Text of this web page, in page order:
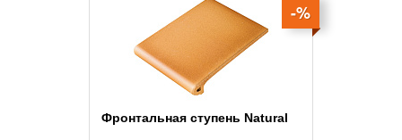
-%
Фронтальная ступень Natural